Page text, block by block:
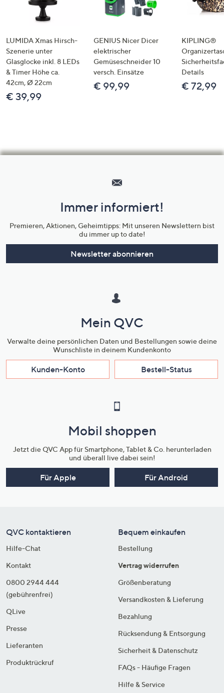
LUMIDA Xmas Hirsch-
Szenerie unter
Glasglocke inkl. 8 LEDs
& Timer Höhe ca.
42cm, Ø 22cm
€ 39,99
GENIUS Nicer Dicer
elektrischer
Gemüseschneider 10
versch. Einsätze
€ 99,99
KIPLING®
Details
€ 72,99
Unternehmensinformationen
Immer informiert!
Premieren, Aktionen, Geheimtipps: Mit unseren Newslettern bist
du immer up to date!
Newsletter abonnieren
Mein QVC
Verwalte deine persönlichen Daten und Bestellungen sowie deine
Wunschliste in deinem Kundenkonto
Kunden-Konto Bestell-Status
Mobil shoppen
Jetzt die QVC App für Smartphone, Tablet & Co. herunterladen
und überall live dabei sein!
Für Apple Für Android
QVC kontaktieren
Hilfe-Chat
Kontakt
0800 2944 444
(gebührenfrei)
QLive
Presse
Lieferanten
Produktrückruf
Bequem einkaufen
Bestellung
Vertrag widerrufen
Größenberatung
Versandkosten & Lieferung
Bezahlung
Rücksendung & Entsorgung
Sicherheit & Datenschutz
FAQs - Häufige Fragen
Hilfe & Service